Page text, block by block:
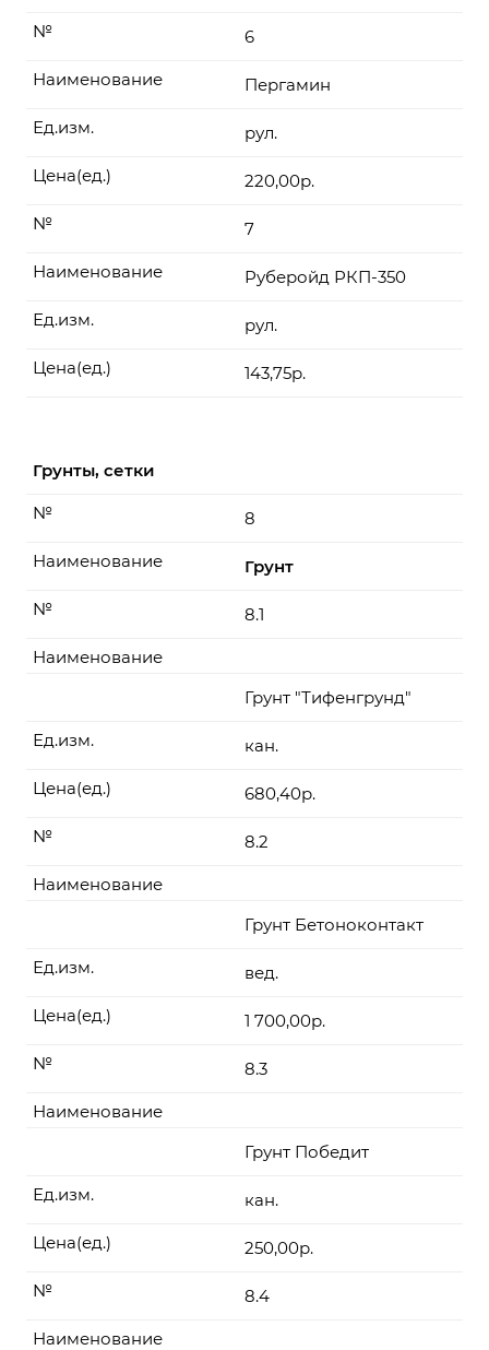
6
№
Пергамин
Наименование
рул.
Ед.изм.
220,00р.
Цена(ед.)
7
№
Руберойд РКП-350
Наименование
рул.
Ед.изм.
143,75р.
Цена(ед.)
Грунты, сетки
8
№
Грунт
Наименование
8.1
№
Наименование
Грунт "Тифенгрунд"
кан.
Ед.изм.
680,40р.
Цена(ед.)
8.2
№
Наименование
Грунт Бетоноконтакт
вед.
Ед.изм.
1 700,00р.
Цена(ед.)
8.3
№
Наименование
Грунт Победит
кан.
Ед.изм.
250,00р.
Цена(ед.)
8.4
№
Наименование